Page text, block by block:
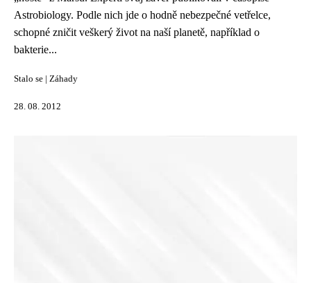
Astrobiology. Podle nich jde o hodně nebezpečné vetřelce,
schopné zničit veškerý život na naší planetě, například o
bakterie...
Stalo se Záhady
28. 08. 2012